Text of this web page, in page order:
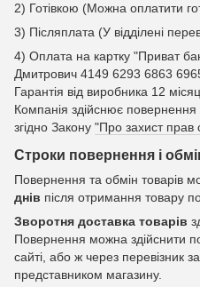
2) Готівкою (Можна оплатити
3) Післяплата (У відділені
4) Оплата на картку "Приват
Дмитрович 4149 6293 6863
Гарантія від виробника 12
Компанія здійснює повернення
згідно Закону "Про захист прав
Строки повернення і
Повернення та обмін товарів
днів після отримання товару
Зворотня доставка товарів
Повернення можна здійснити
сайті, або ж через перевізник
представником магазину.